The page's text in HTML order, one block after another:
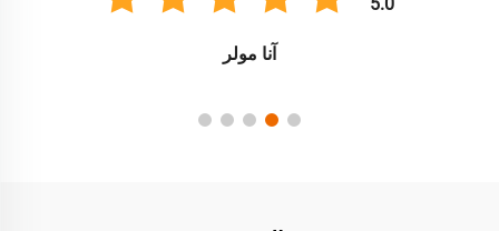
آنا مولر